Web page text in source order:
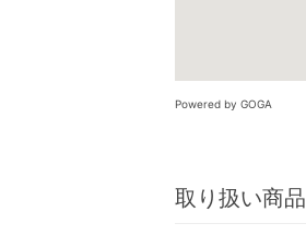
Powered by GOGA
取り扱い商品